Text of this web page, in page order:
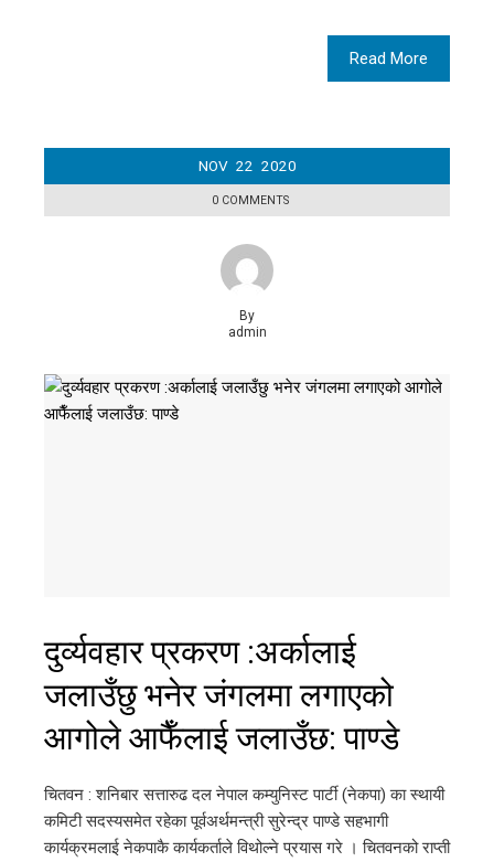
Read More
NOV 22 2020
0 COMMENTS
By
admin
दुर्व्यवहार प्रकरण :अर्कालाई
जलाउँछु भनेर जंगलमा लगाएको
आगोले आफैँलाई जलाउँछ: पाण्डे
चितवन : शनिबार सत्तारुढ दल नेपाल कम्युनिस्ट पार्टी (नेकपा) का स्थायी
कमिटी सदस्यसमेत रहेका पूर्वअर्थमन्त्री सुरेन्द्र पाण्डे सहभागी
कार्यक्रमलाई नेकपाकै कार्यकर्ताले विथोल्ने प्रयास गरे । चितवनको राप्ती